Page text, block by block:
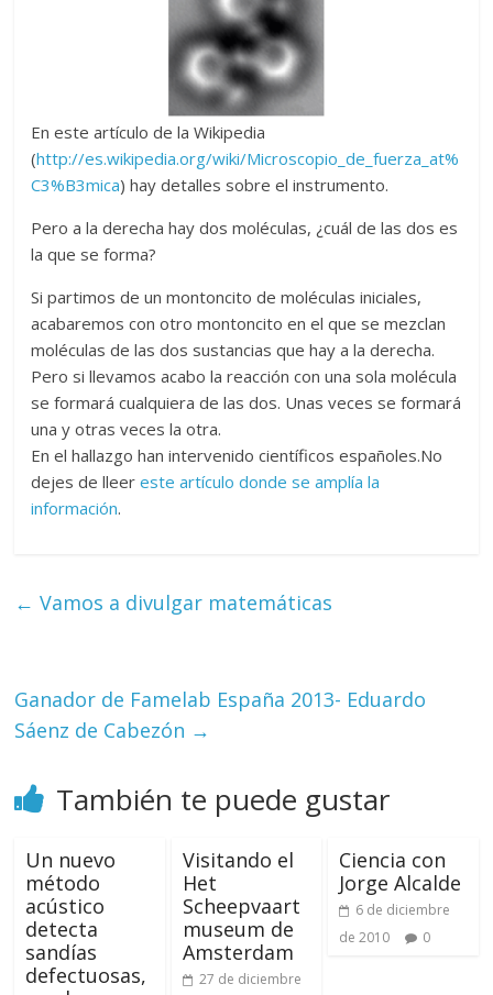
En este artículo de la Wikipedia
(http://es.wikipedia.org/wiki/Microscopio_de_fuerza_at%
C3%B3mica) hay detalles sobre el instrumento.
Pero a la derecha hay dos moléculas, ¿cuál de las dos es
la que se forma?
Si partimos de un montoncito de moléculas iniciales,
acabaremos con otro montoncito en el que se mezclan
moléculas de las dos sustancias que hay a la derecha.
Pero si llevamos acabo la reacción con una sola molécula
se formará cualquiera de las dos. Unas veces se formará
una y otras veces la otra.
En el hallazgo han intervenido científicos españoles.No
dejes de lleereste artículo donde se amplía la
información.
← Vamos a divulgar matemáticas
Ganador de Famelab España 2013- Eduardo
Sáenz de Cabezón →
También te puede gustar
Un nuevo
método
acústico
detecta
sandías
defectuosas,
Visitando el
Het
Scheepvaart
museum de
Amsterdam
27 de diciembre
Ciencia con
Jorge Alcalde
6 de diciembre
de 2010
0